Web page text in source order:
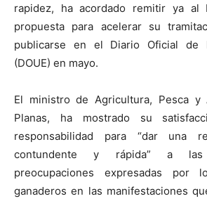
rapidez, ha acordado remitir ya al
propuesta para acelerar su
publicarse en el Diario Oficial de
(DOUE) en mayo.
El ministro de Agricultura, Pesca y
Planas, ha mostrado su
responsabilidad para “dar una
contundente y rápida” a
preocupaciones expresadas por
ganaderos en las manifestaciones